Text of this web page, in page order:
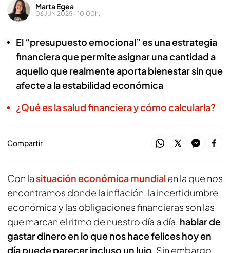
Marta Egea
06 JUN 2025 - 10:00h.
El “presupuesto emocional” es una estrategia
financiera que permite asignar una cantidad a
aquello que realmente aporta bienestar sin que
afecte a la estabilidad económica
¿Qué es la salud financiera y cómo calcularla?
Compartir
Con lasituación económica mundialen la que nos
encontramos donde la inflación, la incertidumbre
económica y las obligaciones financieras son las
que marcan el ritmo de nuestro día a día, hablar de
gastar dinero en lo que nos hace felices hoy en
día puede parecer incluso un lujo. Sin embargo,